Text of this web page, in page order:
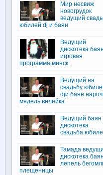
Мир несвиж
новогрудок
ведущий
юбилей dj и баян
Ведущий
дискотека баян
игровая
программа минск
Ведущий на
свадьбу
djи баян
мядель вилейка
Ведущий баян
дискотека
свадьба
Тамада
дискотека баян
лепель
плещеницы